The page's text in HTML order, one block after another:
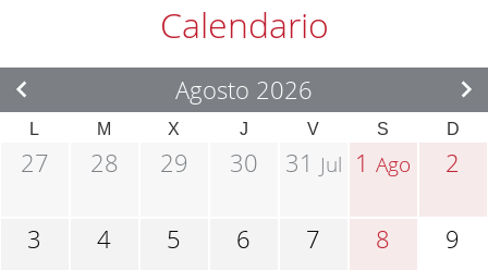
Calendario
Agosto 2026
L M X J V S D
27 28 29 30 31 Jul 1Ago 2
3 4 5 6 7 8 9